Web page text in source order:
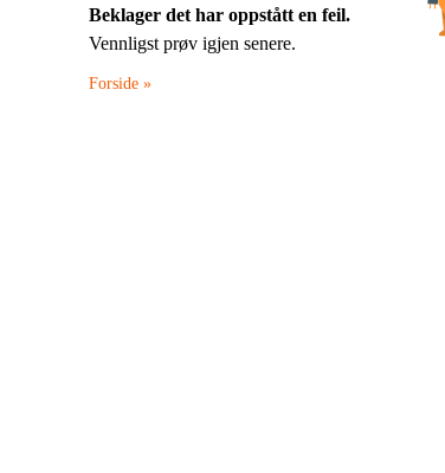
Beklager det har oppstått en feil.
Vennligst prøv igjen senere.
Forside »